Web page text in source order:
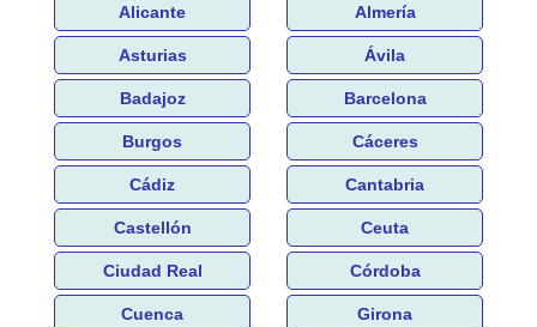
Alicante Almería
Asturias Ávila
Badajoz Barcelona
Burgos Cáceres
Cádiz Cantabria
Castellón Ceuta
Ciudad Real Córdoba
Cuenca Girona